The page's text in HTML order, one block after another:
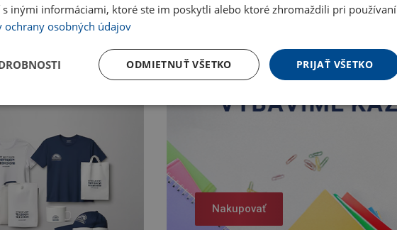
Nakupovať
inými informáciami, ktoré ste im poskytli alebo ktoré zhromaždili pri používaní
ochrany osobných údajov
PRIJAŤ VŠETKO
ODMIETNUŤ VŠETKO